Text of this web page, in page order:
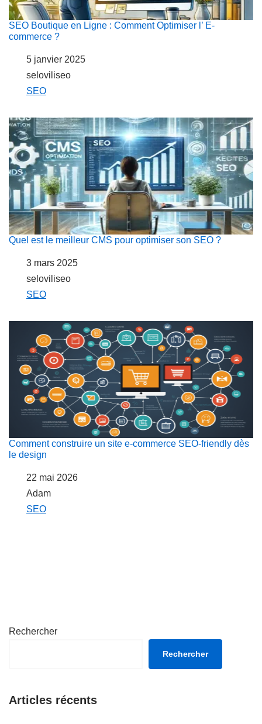
SEO Boutique en Ligne : Comment Optimiser l’ E-
commerce ?
Date5 janvier 2025
Auteurseloviliseo
Par rapport à
SEO
Quel est le meilleur CMS pour optimiser son SEO ?
Date3 mars 2025
Auteurseloviliseo
Par rapport à
SEO
Comment construire un site e-commerce SEO-friendly dès
le design
Date22 mai 2026
AuteurAdam
Par rapport à
SEO
Rechercher
Rechercher
Articles récents